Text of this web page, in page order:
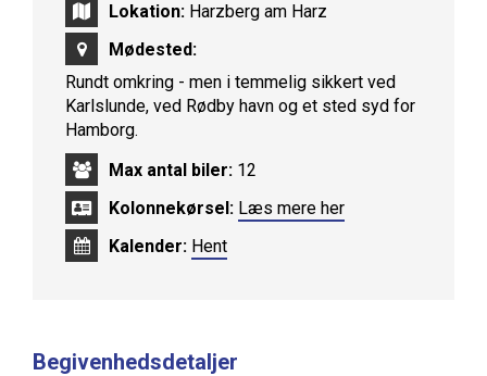
Lokation: Harzberg am Harz
Mødested:
Rundt omkring - men i temmelig sikkert ved
Karlslunde, ved Rødby havn og et sted syd for
Hamborg.
Max antal biler: 12
Kolonnekørsel: Læs mere her
Kalender: Hent
Begivenhedsdetaljer